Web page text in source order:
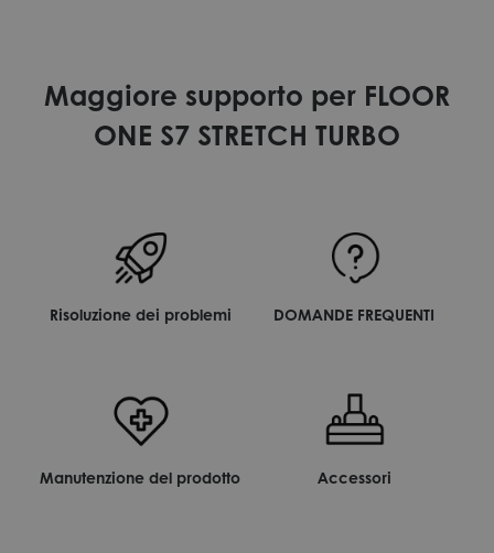
Maggiore supporto per FLOOR
ONE S7 STRETCH TURBO
Risoluzione dei problemi DOMANDE FREQUENTI
Manutenzione del prodotto Accessori